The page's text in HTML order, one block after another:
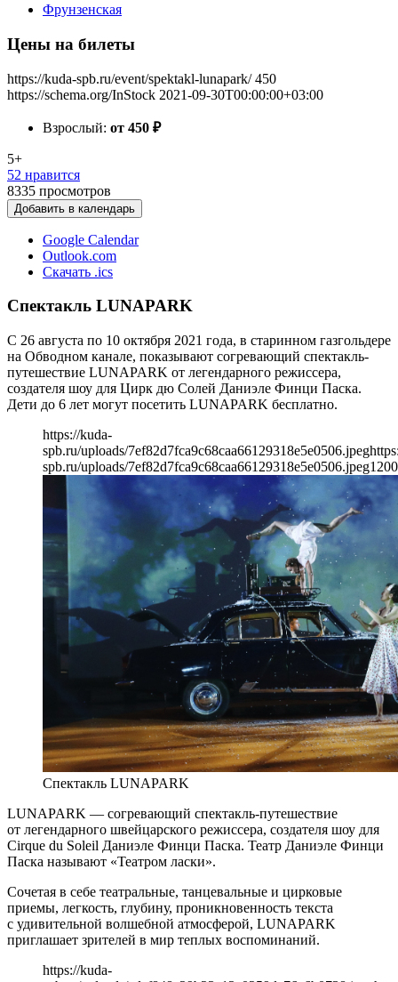
Фрунзенская
Цены на билеты
https://kuda-spb.ru/event/spektakl-lunapark/ 450
https://schema.org/InStock 2021-09-30T00:00:00+03:00
Взрослый: от 450 ₽
5+
52 нравится
8335 просмотров
Добавить в календарь
Google Calendar
Outlook.com
Скачать .ics
Спектакль LUNAPARK
С 26 августа по 10 октября 2021 года, в старинном газгольдере
на Обводном канале, показывают согревающий спектакль-
путешествие LUNAPARK от легендарного режиссера,
создателя шоу для Цирк дю Солей Даниэле Финци Паска.
Дети до 6 лет могут посетить LUNAPARK бесплатно.
https://kuda-
spb.ru/uploads/7ef82d7fca9c68caa66129318e5e0506.jpeg
spb.ru/uploads/7ef82d7fca9c68caa66129318e5e0506.jpeg1200
Спектакль LUNAPARK
LUNAPARK — согревающий спектакль-путешествие
от легендарного швейцарского режиссера, создателя шоу для
Cirque du Soleil Даниэле Финци Паска. Театр Даниэле Финци
Паска называют «Театром ласки».
Сочетая в себе театральные, танцевальные и цирковые
приемы, легкость, глубину, проникновенность текста
с удивительной волшебной атмосферой, LUNAPARK
приглашает зрителей в мир теплых воспоминаний.
https://kuda-